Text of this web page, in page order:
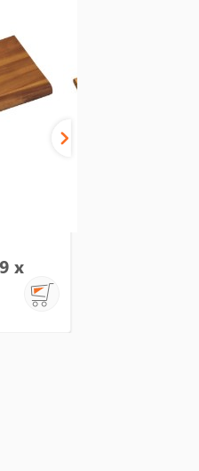
x